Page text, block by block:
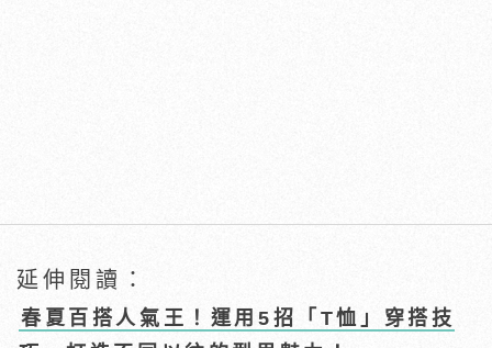
延伸閱讀：
春夏百搭人氣王！運用5招「T恤」穿搭技